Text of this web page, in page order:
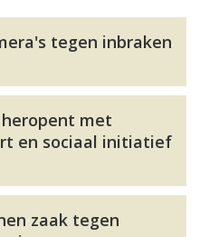
tegen inbraken
met
en sociaal initiatief
zaak tegen